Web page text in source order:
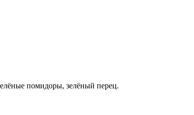
помидоры, зелёный перец.